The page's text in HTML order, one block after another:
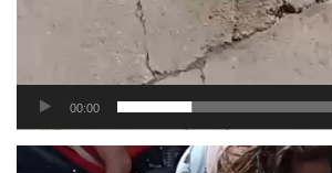
00:00
Tocador